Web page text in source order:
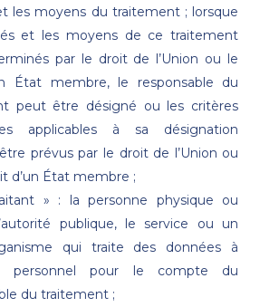
les moyens du traitement ; lorsque
et les moyens de ce traitement
par le droit de l’Union ou le
État membre, le responsable du
peut être désigné ou les critères
applicables à sa désignation
prévus par le droit de l’Union ou
d’un État membre ;
» : la personne physique ou
publique, le service ou un
qui traite des données à
personnel pour le compte du
du traitement ;